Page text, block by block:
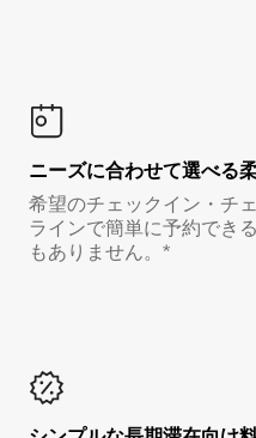
ニーズに合わせて選べる
希望のチェックイン・チ
ラインで簡単に予約でき
もありません。*